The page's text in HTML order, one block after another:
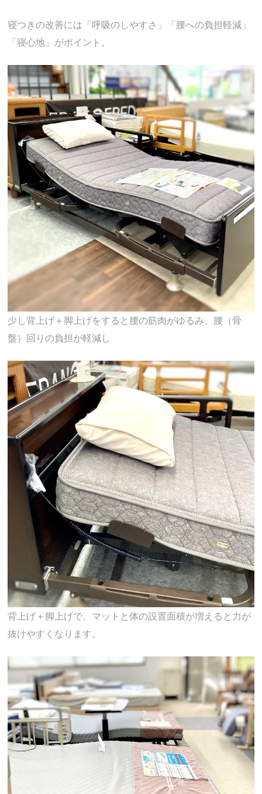
寝つきの改善には「呼吸のしやすさ」「腰への負担軽減」
「寝心地」がポイント。
少し背上げ＋脚上げをすると腰の筋肉がゆるみ、腰（骨
盤）回りの負担が軽減し
背上げ＋脚上げで、マットと体の設置面積が増えると力が
抜けやすくなります。